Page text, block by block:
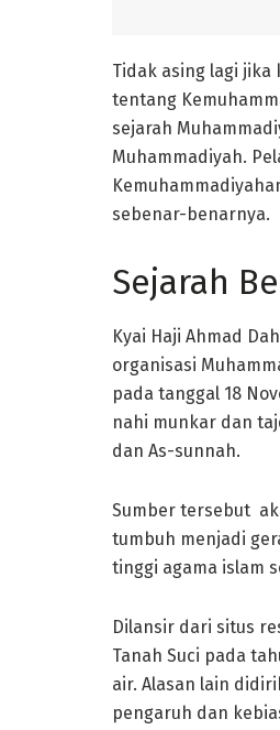
Tidak asing lagi jika
tentang
sejarah
Muhammadiyah.
sebenar-benarnya.
Sejarah
Kyai Haji Ahmad
organisasi
pada tanggal 18
nahi munkar dan
dan As-sunnah.
Sumber tersebut
tumbuh menjadi
tinggi agama islam
Dilansir dari situs
Tanah Suci pada
air. Alasan lain
pengaruh dan